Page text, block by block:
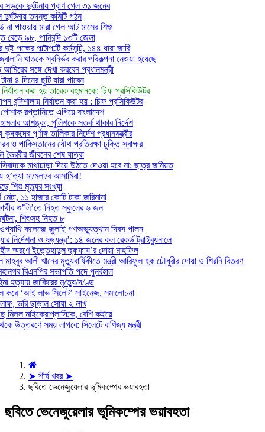
সড়কে দুর্ঘটনায় প্রাণ গেল ৩১ জনের
দুর্ঘটনায় তদন্ত কমিটি গঠন
পাওয়ায় মারা গেল আট মাসের শিশু
৯৮, পানিবন্দি ১৩টি জেলা
পক্ষের পাল্টাপাল্টি কর্মসূচি, ১৪৪ ধারা জারি
খাতকে স্বনির্ভর করার পরিকল্পনা নেওয়া হয়েছে
সঙ্গে দেখা করবেন প্রধানমন্ত্রী
৪ দিনের ছুটি যারা পাবেন
নির্যাতন করা হয় তারেক রহমানকে: চিফ প্রসিকিউটর
বন্দিশালায় নির্যাতন করা হয় : চিফ প্রসিকিউটর
রপ্তানিতে এগিয়ে বাংলাদেশ
আশঙ্কা, পুলিশকে সতর্ক থাকার নির্দেশ
পূর্ণাঙ্গ তালিকার নির্দেশ প্রধানমন্ত্রীর
পাকিস্তানের যৌথ প্রতিরক্ষা চুক্তি স্বাক্ষর
ভৈরবীর জীবনের শেষ যাত্রা
মাথাচাড়া দিয়ে উঠতে দেওয়া হবে না: ছাত্র জমিয়ত
মা/মলা/র আসামিরা!
শিশু মৃত্যুর সংখ্যা
১১ হাজার কোটি টাকা জরিমানা
গু’লি’তে নিহত স্কুলের ৬ জন
শিশুসহ নিহত ৮
কলেজে জুলাই গণঅভ্যুত্থান দিবস পালন
নির্দেশনা ও ষড়যন্ত্র’: ১৪ জনের কল রেকর্ড ট্রাইব্যুনালে
স্মরণে ইত্তেহাদুল হুফফায’র দোয়া মাহফিল
মাহবুব আলী খানের মৃত্যুবার্ষিকীতে মন্ত্রী আরিফুল হক চৌধুরীর দোয়া ও শিরনি বিতরণ
বিএনপির সভাপতি পদে পুনর্বহাল
হত্যায় জাকিরের মৃ/ত্যু/দ/ণ্ড
করে ‘আই লাভ সিলেট’ সাইনেজ, সমালোচনা
ভরি ছাড়াল সোয়া ২ লাখ
মিলল মাইক্রোপ্লাস্টিক, বেশি কইয়ে
উত্তরণে সময় লাগবে: সিলেটে বাণিজ্য মন্ত্রী
➤ শীর্ষ খবর ➤
ছবিতে ভেনেজুয়েলার ভূমিকম্পের ভয়াবহতা
ছবিতে ভেনেজুয়েলার ভূমিকম্পের ভয়াবহতা